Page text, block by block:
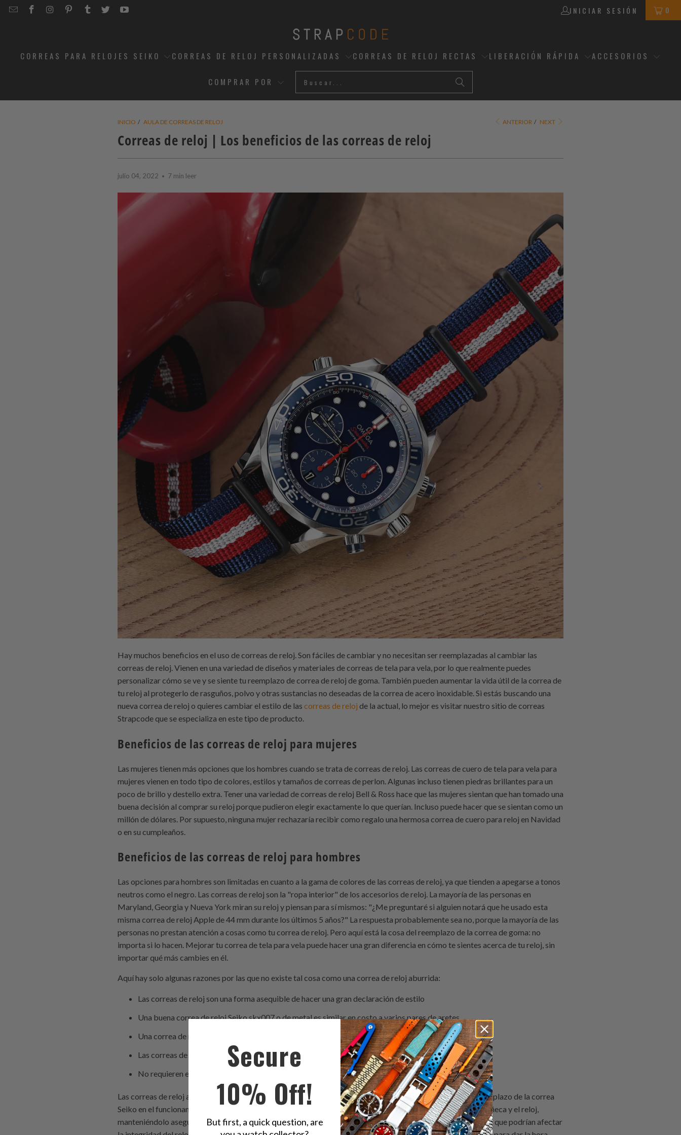
EMAILSTRAPCODE
STRAPCODE
STRAPCODE
STRAPCODE
STRAPCODE
STRAPCODE
INICIAR SESIÓN 0
CORREAS PARA RELOJES SEIKO CORREAS DE RELOJ PERSONALIZADAS CORREAS DE RELOJ RECTAS LIBERACIÓN RÁPIDA ACCESORIOS
COMPRAR POR
INICIO / AULA DE CORREAS DE RELOJ ANTERIOR / NEXT
Correas de reloj | Los beneficios de las correas de reloj
julio 04, 2022 7 min leer
Hay muchos beneficios en el uso de correas de reloj. Son fáciles de cambiar y no necesitan ser reemplazadas al cambiar las
correas de reloj. Vienen en una variedad de diseños y materiales de correas de tela para vela, por lo que realmente puedes
personalizar cómo se ve y se siente tu reemplazo de correa de reloj de goma. También pueden aumentar la vida útil de la correa de
tu reloj al protegerlo de rasguños, polvo y otras sustancias no deseadas de la correa de acero inoxidable. Si estás buscando una
nueva correa de reloj o quieres cambiar el estilo de las correas de reloj de la actual, lo mejor es visitar nuestro sitio de correas
Strapcode que se especializa en este tipo de producto.
Beneficios de las correas de reloj para mujeres
Las mujeres tienen más opciones que los hombres cuando se trata de correas de reloj. Las correas de cuero de tela para vela para
mujeres vienen en todo tipo de colores, estilos y tamaños de correas de perlon. Algunas incluso tienen piedras brillantes para un
poco de brillo y destello extra. Tener una variedad de correas de reloj Bell & Ross hace que las mujeres sientan que han tomado una
buena decisión al comprar su reloj porque pudieron elegir exactamente lo que querían. Incluso puede hacer que se sientan como un
millón de dólares. Por supuesto, ninguna mujer rechazaría recibir como regalo una hermosa correa de cuero para reloj en Navidad
o en su cumpleaños.
Beneficios de las correas de reloj para hombres
Las opciones para hombres son limitadas en cuanto a la gama de colores de las correas de reloj, ya que tienden a apegarse a tonos
neutros como el negro. Las correas de reloj son la "ropa interior" de los accesorios de reloj. La mayoría de las personas en
Maryland, Georgia y Nueva York miran su reloj y piensan para sí mismos: "¿Me preguntaré si alguien notará que he usado esta
misma correa de reloj Apple de 44 mm durante los últimos 5 años?" La respuesta probablemente sea no, porque la mayoría de las
personas no prestan atención a cosas como tu correa de reloj. Pero aquí está la cosa del reemplazo de la correa de goma: no
importa si lo hacen. Mejorar tu correa de tela para vela puede hacer una gran diferencia en cómo te sientes acerca de tu reloj, sin
importar qué más cambies en él.
Aquí hay solo algunas razones por las que no existe tal cosa como una correa de reloj aburrida:
Las correas de reloj son una forma asequible de hacer una gran declaración de estilo
Una buena correa de reloj Seiko skx007 o de metal es similar en costo a varios pares de aretes
Una correa de reloj llamativa y costosa se puede usar con cualquier atuendo para cualquier ocasión
Las correas de reloj son fáciles de cambiar
No requieren experiencia en joyería, solo algunas herramientas básicas para correas de reloj y tiempo
Las correas de reloj a menudo se pasan por alto como parte de un reloj, pero son un elemento esencial de reemplazo de la correa
Seiko en el funcionamiento general del reloj. La correa del reloj proporciona la conexión necesaria entre la muñeca y el reloj,
manteniéndolo asegurado a la persona mientras también proporciona protección contra impactos y rasguños que podrían afectar
Secure
10% Off!
But first, a quick question, are